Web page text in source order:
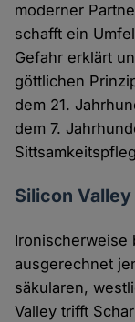
moderner
schafft ein
Gefahr erklärt
göttlichen
dem 21.
dem 7.
Silicon
Ironischerweise
ausgerechnet
säkularen,
Valley trifft